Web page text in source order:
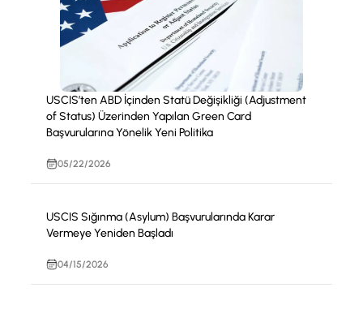
USCIS’ten ABD İçinden Statü Değişikliği (Adjustment
of Status) Üzerinden Yapılan Green Card
Başvurularına Yönelik Yeni Politika
05/22/2026
USCIS Sığınma (Asylum) Başvurularında Karar
Vermeye Yeniden Başladı
04/15/2026